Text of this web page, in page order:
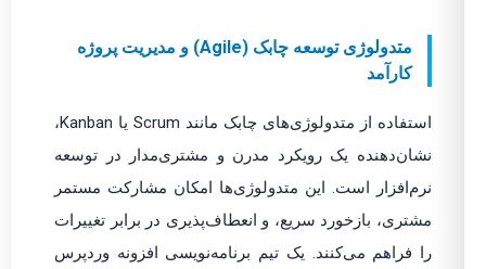
متدولوژی توسعه چابک (Agile) و مدیریت پروژه
کارآمد
استفاده از متدولوژی‌های چابک مانند Scrum یا Kanban،
نشان‌دهنده یک رویکرد مدرن و مشتری‌مدار در توسعه
نرم‌افزار است. این متدولوژی‌ها امکان مشارکت مستمر
مشتری، بازخورد سریع، و انعطاف‌پذیری در برابر تغییرات
را فراهم می‌کنند. یک تیم برنامه‌نویسی افزونه وردپرس